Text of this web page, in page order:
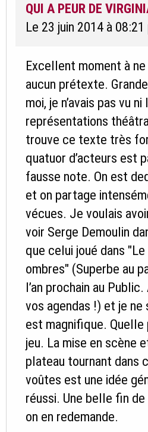
QUI A PEUR DE
Le 23 juin 2014 à 08:21
Excellent moment à
aucun prétexte.
moi, je n’avais pas vu
représentations
trouve ce texte très
quatuor d’acteurs est
fausse note. On est
et on partage
vécues. Je voulais
voir Serge Demoulin
que celui joué dans
ombres" (Superbe au
l’an prochain au
vos agendas !) et je ne
est magnifique. Quelle
jeu. La mise en scène
plateau tournant dans
voûtes est une idée
réussi. Une belle fin de
on en redemande.